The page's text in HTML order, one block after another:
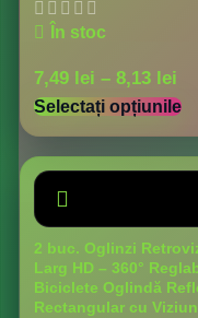
În stoc
7,49 lei – 8,13 lei
Selectați opțiunile
2 buc. Oglinzi
Larg HD – 360°
Biciclete Oglindă
Rectangular cu